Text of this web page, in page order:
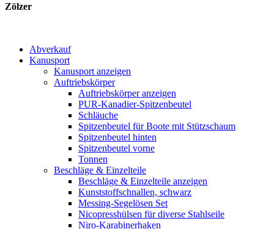
Zölzer
Abverkauf
Kanusport
Kanusport anzeigen
Auftriebskörper
Auftriebskörper anzeigen
PUR-Kanadier-Spitzenbeutel
Schläuche
Spitzenbeutel für Boote mit Stützschaum
Spitzenbeutel hinten
Spitzenbeutel vorne
Tonnen
Beschläge & Einzelteile
Beschläge & Einzelteile anzeigen
Kunststoffschnallen, schwarz
Messing-Segelösen Set
Nicopresshülsen für diverse Stahlseile
Niro-Karabinerhaken